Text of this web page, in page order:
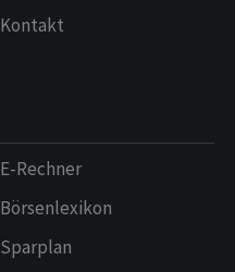
Kontakt
E-Rechner
Börsenlexikon
Sparplan